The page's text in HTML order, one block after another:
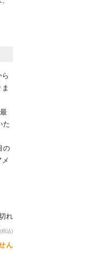
た
の
れ
(税込)
ん